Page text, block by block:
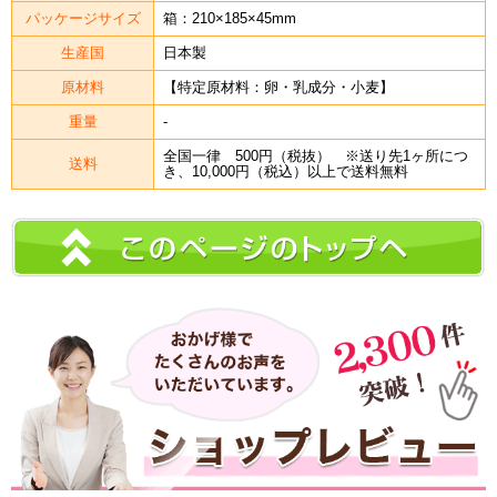
パッケージサイズ 箱：210×185×45mm
生産国 日本製
原材料 【特定原材料：卵・乳成分・小麦】
重量 -
送料
全国一律 500円（税抜） ※送り先1ヶ所につ
き、10,000円（税込）以上で送料無料